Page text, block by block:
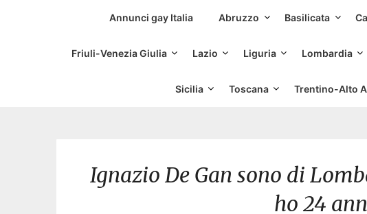
Siti Incontri Gay
Annunci gay Italia Abruzzo Basilicata
Friuli-Venezia Giulia Lazio Liguria Lombardia
Sicilia Toscana Trentino-Alto
Ignazio De Gan sono di
ho 24